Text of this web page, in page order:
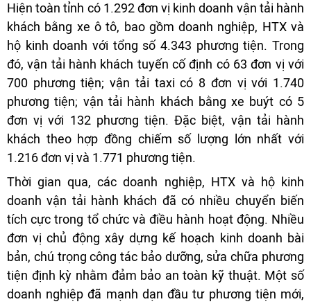
Hiện toàn tỉnh có 1.292 đơn vị kinh doanh vận tải hành
khách bằng xe ô tô, bao gồm doanh nghiệp, HTX và
hộ kinh doanh với tổng số 4.343 phương tiện. Trong
đó, vận tải hành khách tuyến cố định có 63 đơn vị với
700 phương tiện; vận tải taxi có 8 đơn vị với 1.740
phương tiện; vận tải hành khách bằng xe buýt có 5
đơn vị với 132 phương tiện. Đặc biệt, vận tải hành
khách theo hợp đồng chiếm số lượng lớn nhất với
1.216 đơn vị và 1.771 phương tiện.
Thời gian qua, các doanh nghiệp, HTX và hộ kinh
doanh vận tải hành khách đã có nhiều chuyển biến
tích cực trong tổ chức và điều hành hoạt động. Nhiều
đơn vị chủ động xây dựng kế hoạch kinh doanh bài
bản, chú trọng công tác bảo dưỡng, sửa chữa phương
tiện định kỳ nhằm đảm bảo an toàn kỹ thuật. Một số
doanh nghiệp đã mạnh dạn đầu tư phương tiện mới,